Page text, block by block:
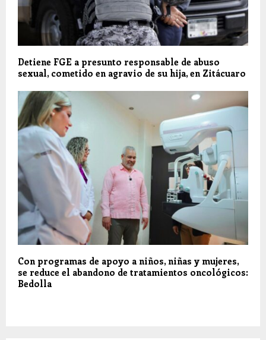
Detiene FGE a presunto responsable de abuso
sexual, cometido en agravio de su hija, en Zitácuaro
Con programas de apoyo a niños, niñas y mujeres,
se reduce el abandono de tratamientos oncológicos:
Bedolla